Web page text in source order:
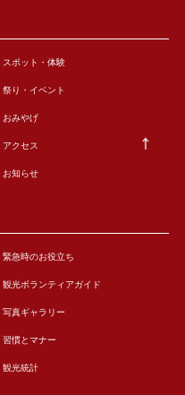
スポット・体験
祭り・イベント
おみやげ
アクセス
お知らせ
緊急時のお役立ち
観光ボランティアガイド
写真ギャラリー
習慣とマナー
観光統計